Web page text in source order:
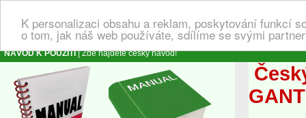
K personalizaci obsahu a reklam, poskytování funkcí
o tom, jak náš web používáte, sdílíme se svými
NÁVOD K POUŽITÍ| Zde najdete český návod!